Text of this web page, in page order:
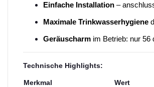
Einfache Installation –
Maximale Trinkwasserhygiene
Geräuscharm im Betrieb: nur 56
Technische Highlights:
Merkmal Wert